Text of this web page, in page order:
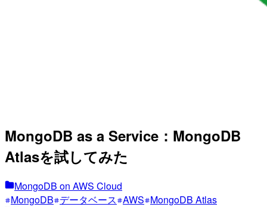
MongoDB as a Service：MongoDB
Atlasを試してみた
MongoDB on AWS Cloud
MongoDB データベース AWS MongoDB Atlas